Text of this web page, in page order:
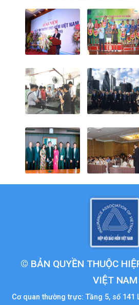
© BẢN QUYỀN THUỘC
VIỆT NAM
Cơ quan thường trực: Tầng 5, số 141